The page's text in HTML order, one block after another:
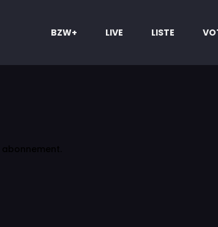
BZW+ LIVE LISTE